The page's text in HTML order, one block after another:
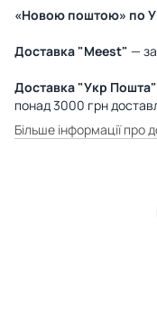
«Новою поштою» по
Доставка "Meest" —
Доставка "Укр Пошта"
понад 3000 грн
Більше інформації про